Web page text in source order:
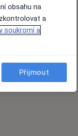
obsahu na
a
soukromí a
Přijmout